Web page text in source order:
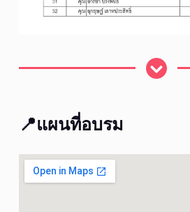
📍แผนที่อบรม